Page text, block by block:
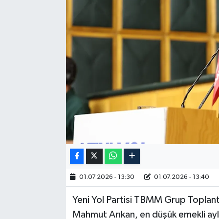
01.07.2026 - 13:30 01.07.2026 - 13:40
Yeni Yol Partisi TBMM Grup
Mahmut Arıkan, en düşük emekli